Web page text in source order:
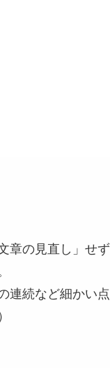
章の見直し」せ
連続など細かい